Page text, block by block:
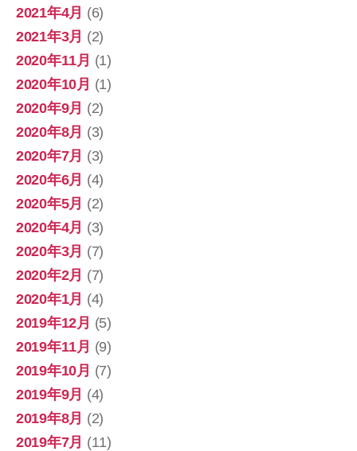
2021年4月 (6)
2021年3月 (2)
2020年11月 (1)
2020年10月 (1)
2020年9月 (2)
2020年8月 (3)
2020年7月 (3)
2020年6月 (4)
2020年5月 (2)
2020年4月 (3)
2020年3月 (7)
2020年2月 (7)
2020年1月 (4)
2019年12月 (5)
2019年11月 (9)
2019年10月 (7)
2019年9月 (4)
2019年8月 (2)
2019年7月 (11)